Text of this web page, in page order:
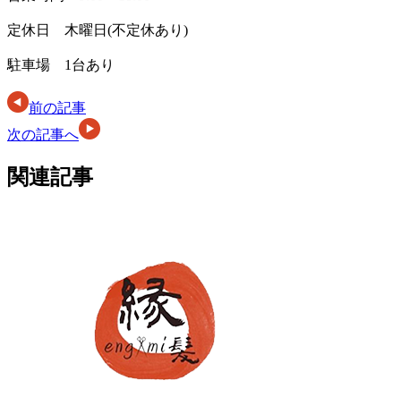
定休日 木曜日(不定休あり)
駐車場 1台あり
前の記事
次の記事へ
関連記事